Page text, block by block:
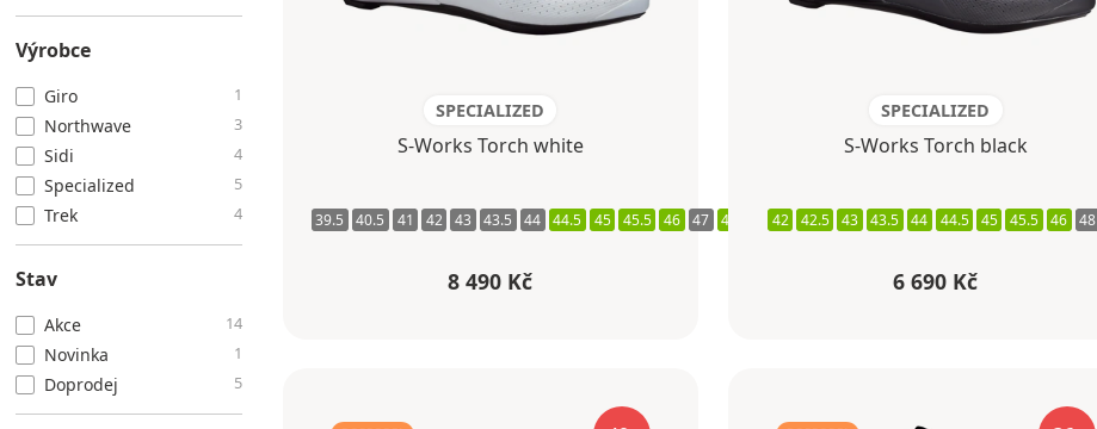
Výrobce
Giro 1
Northwave 3
Sidi 4
Specialized 5
Trek 4
Stav
Akce 14
Novinka 1
Doprodej 5
SPECIALIZED
S-Works Torch white
39.5 40.5 41 42 43 43.5 44 44.5 45 45.5 46 47 48
8 490 Kč
SPECIALIZED
S-Works Torch black
42 42.5 43 43.5 44 44.5 45 45.5 46 48
6 690 Kč